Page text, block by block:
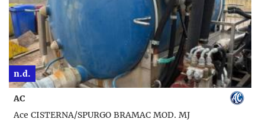
n.d.
AC
Ace CISTERNA/SPURGO BRAMAC MOD. MJ